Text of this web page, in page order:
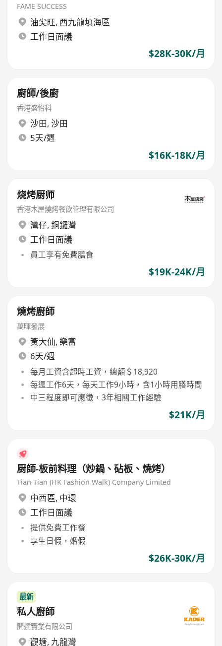
FAME SUCCESS
油尖旺, 西九龍填海區
工作日面議
$28K-30K/月
廚師/後廚
香港盛怡科
沙田, 沙田
5天/週
$16K-18K/月
烧烤厨师
香港木屋燒烤餐飲管理有限公司
灣仔, 銅鑼灣
工作日面議
員工享有免費膳食
$19K-24K/月
燒烤廚師
萬暉發展
黃大仙, 樂富
6天/週
每月工資含超時工資，總額＄18,920
每週工作6天，每天工作9小時，含1小時用膳時間
中三程度即可應徵，3年相關工作經驗
$21K/月
厨師-板前料理（炒鍋、砧板、燒烤）
Tian Tian (HK Fashion Walk) Company Limited
中西區, 中環
工作日面議
提供免費工作餐
享生日假，婚假
$26K-30K/月
最新
私人廚師
開達實業有限公司
觀塘, 九龍灣